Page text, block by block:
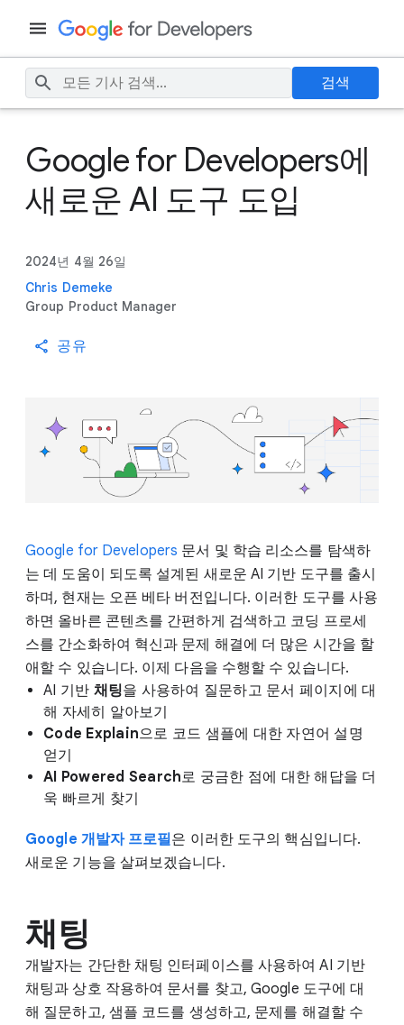
검색
Google for Developers에
새로운 AI 도구 도입
2024년 4월 26일
Chris Demeke
Group Product Manager
공유
Google for Developers 문서 및 학습 리소스를 탐색하
는 데 도움이 되도록 설계된 새로운 AI 기반 도구를 출시
하며, 현재는 오픈 베타 버전입니다. 이러한 도구를 사용
하면 올바른 콘텐츠를 간편하게 검색하고 코딩 프로세
스를 간소화하여 혁신과 문제 해결에 더 많은 시간을 할
애할 수 있습니다. 이제 다음을 수행할 수 있습니다.
AI 기반 채팅을 사용하여 질문하고 문서 페이지에 대
해 자세히 알아보기
Code Explain으로 코드 샘플에 대한 자연어 설명
얻기
AI Powered Search로 궁금한 점에 대한 해답을 더
욱 빠르게 찾기
Google 개발자 프로필은 이러한 도구의 핵심입니다.
새로운 기능을 살펴보겠습니다.
채팅
개발자는 간단한 채팅 인터페이스를 사용하여 AI 기반
채팅과 상호 작용하여 문서를 찾고, Google 도구에 대
해 질문하고, 샘플 코드를 생성하고, 문제를 해결할 수